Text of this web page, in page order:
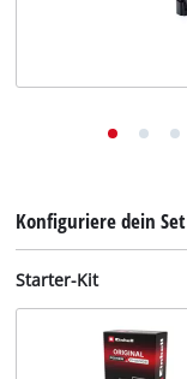
Konfiguriere dein Set
Starter-Kit